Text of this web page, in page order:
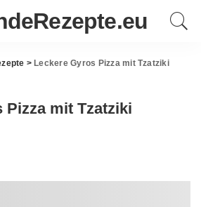
> Leckere Gyros Pizza mit Tzatziki
Pizza mit Tzatziki